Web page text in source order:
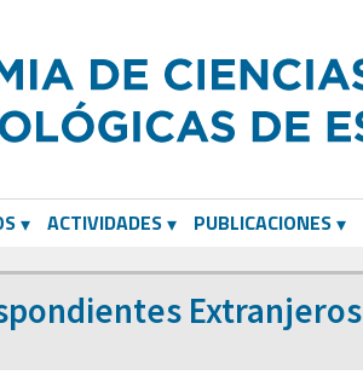
ACTIVIDADES PUBLICACIONES
Extranjeros